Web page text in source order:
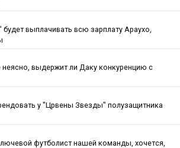
выплачивать всю зарплату Араухо,
выдержит ли Даку конкуренцию с
у "Црвены Звезды" полузащитника
футболист нашей команды, хочется,